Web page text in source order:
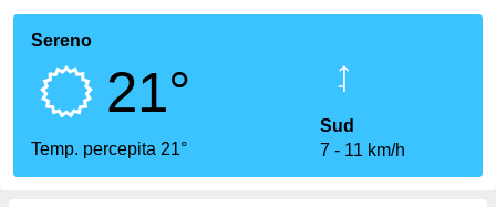
per
di
Sereno
21°
Temp. percepita 21°
Sud
7
11 km/h